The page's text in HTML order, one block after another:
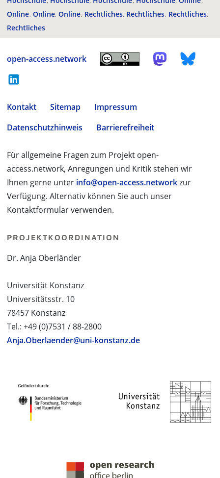
Online Online Online Rechtliches Rechtliches Rechtliches
Rechtliches
open-access.network
Kontakt Sitemap
Impressum
Datenschutzhinweis
Barrierefreiheit
Für allgemeine Fragen zum Projekt open-
access.network, Anregungen und Kritik stehen wir
Ihnen gerne unter info@open-access.networkzur
Verfügung. Alternativ können Sie auch unser
Kontaktformular verwenden.
PROJEKTKOORDINATION
Dr. Anja Oberländer
Universität Konstanz
Universitätsstr. 10
78457 Konstanz
Tel.: +49 (0)7531 / 88-2800
Anja.Oberlaender@uni-konstanz.de